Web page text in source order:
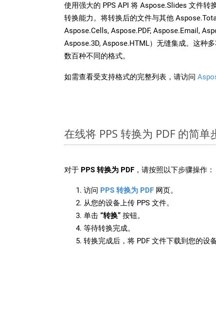
使用强大的 PPS API 将 Aspose.Slides 文件转
转换能力。将转换后的文件与其他
Aspose.Cells, Aspose.PDF, Aspose.Email,
Aspose.3D, Aspose.HTML）无缝集成。这种
数百种不同的格式。
如需查看受支持格式的完整列表，请访问
在线将 PPS 转换为 PDF 的简单
对于 PPS 转换为 PDF ，请按照以下步骤操作：
访问 PPS 转换为 PDF 网页。
从您的设备上传 PPS 文件。
单击 “转换” 按钮。
等待转换完成。
转换完成后，将 PDF 文件下载到您的设备